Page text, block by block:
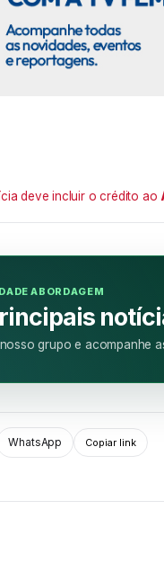
deve incluir o crédito ao
ABORDAGEM
grupo e acompanhe
WhatsApp Copiar link